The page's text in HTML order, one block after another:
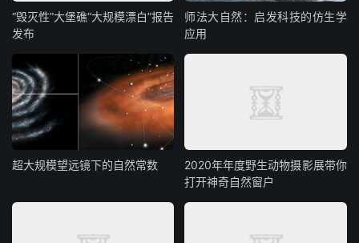
“毁灭性”大堡礁“大规模漂白”报告
发布
师法大自然：启发科技的仿生学
应用
超大规模望远镜下的自然常数
2020年年度野生动物摄影展带你
打开神奇自然窗户